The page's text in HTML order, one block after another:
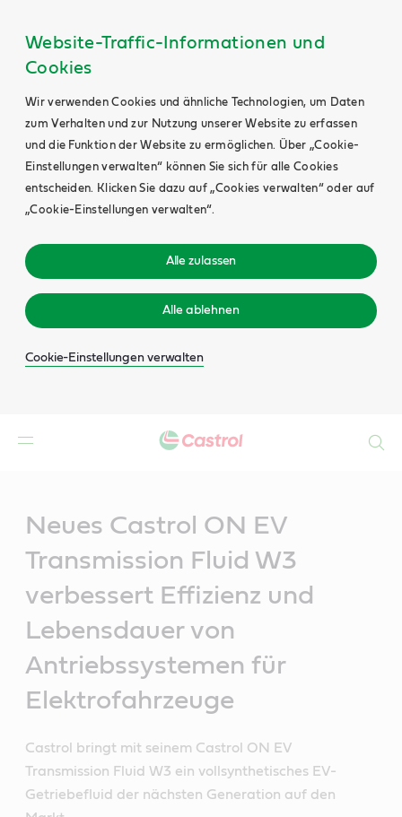
Website-Traffic-Informationen und
Cookies
Wir verwenden Cookies und ähnliche Technologien, um Daten
zum Verhalten und zur Nutzung unserer Website zu erfassen
und die Funktion der Website zu ermöglichen. Über „Cookie-
Einstellungen verwalten“ können Sie sich für alle Cookies
entscheiden. Klicken Sie dazu auf „Cookies verwalten“ oder auf
„Cookie-Einstellungen verwalten“.
Alle zulassen
Alle ablehnen
Cookie-Einstellungen verwalten
Neues Castrol ON EV
Transmission Fluid W3
verbessert Effizienz und
Lebensdauer von
Antriebssystemen für
Elektrofahrzeuge
Castrol bringt mit seinem Castrol ON EV
Transmission Fluid W3 ein vollsynthetisches EV-
Getriebefluid der nächsten Generation auf den